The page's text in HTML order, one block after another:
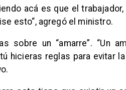
acá es que el trabajador,
esto“, agregó el ministro.
sobre un “amarre”. “Un
hicieras reglas para evitar